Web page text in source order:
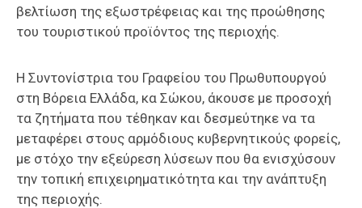
βελτίωση της εξωστρέφειας και της προώθησης
του τουριστικού προϊόντος της περιοχής.
Η Συντονίστρια του Γραφείου του Πρωθυπουργού
στη Βόρεια Ελλάδα, κα Σώκου, άκουσε με προσοχή
τα ζητήματα που τέθηκαν και δεσμεύτηκε να τα
μεταφέρει στους αρμόδιους κυβερνητικούς φορείς,
με στόχο την εξεύρεση λύσεων που θα ενισχύσουν
την τοπική επιχειρηματικότητα και την ανάπτυξη
της περιοχής.